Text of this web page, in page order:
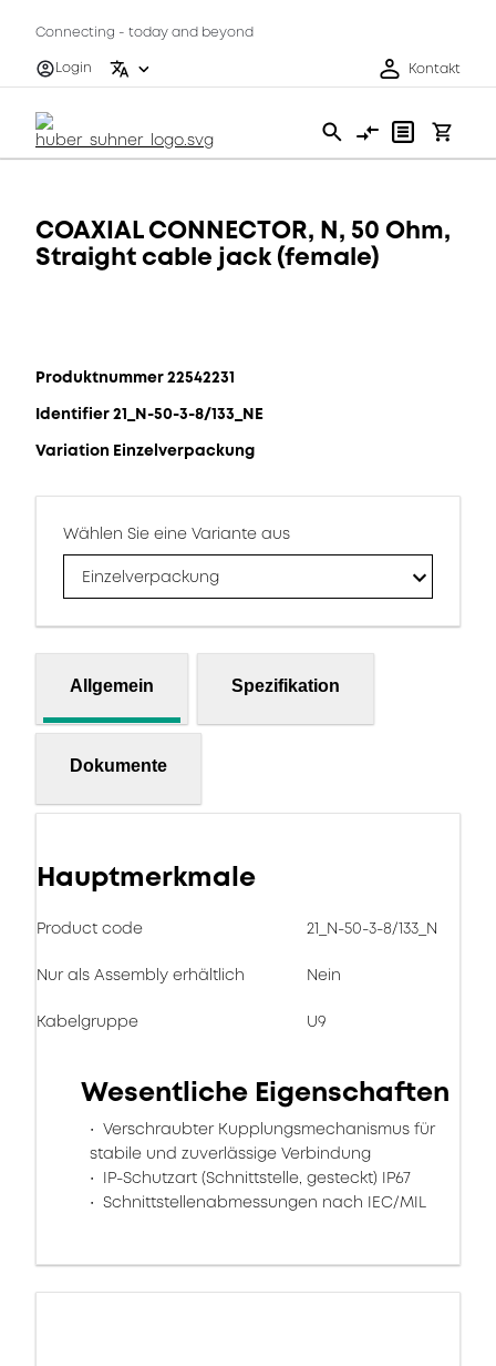
Connecting - today and beyond
Login
Kontakt
COAXIAL CONNECTOR, N, 50 Ohm,
Straight cable jack (female)
Produktnummer 22542231
Identifier 21_N-50-3-8/133_NE
Variation Einzelverpackung
Wählen Sie eine Variante aus
Einzelverpackung
Allgemein Spezifikation
Dokumente
Hauptmerkmale
Product code 21_N-50-3-8/133_N
Nur als Assembly erhältlich Nein
Kabelgruppe U9
Wesentliche Eigenschaften
Verschraubter Kupplungsmechanismus für
stabile und zuverlässige Verbindung
IP-Schutzart (Schnittstelle, gesteckt) IP67
Schnittstellenabmessungen nach IEC/MIL